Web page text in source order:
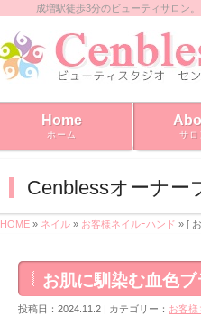
成増駅徒歩3分のビューティサロン
Home
ホーム サロ
Cenblessオーナー
HOME » ネイル » お客様ネイルｰハンド » [
お肌に馴染む血色
投稿日：2024.11.2 | カテゴリー： お客様